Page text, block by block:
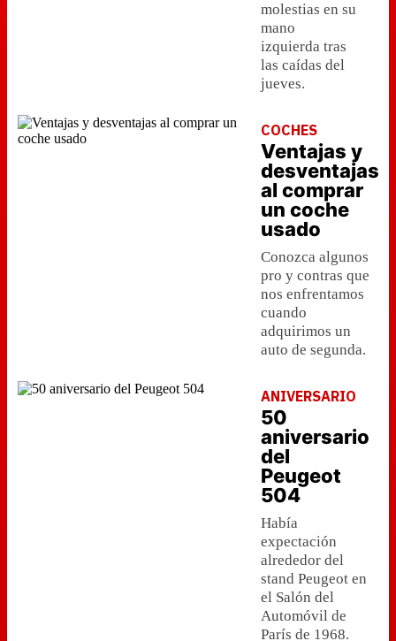
molestias en su
mano
izquierda tras
las caídas del
jueves.
COCHES
Ventajas y
desventajas
al comprar
un coche
usado
Conozca algunos
pro y contras que
nos enfrentamos
cuando
adquirimos un
auto de segunda.
ANIVERSARIO
50
aniversario
del
Peugeot
504
Había
expectación
alrededor del
stand Peugeot en
el Salón del
Automóvil de
París de 1968.